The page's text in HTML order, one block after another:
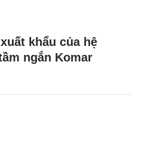
khẩu của hệ
ngắn Komar